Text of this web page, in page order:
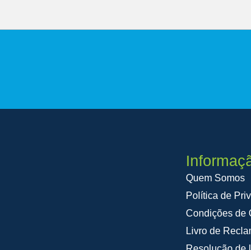
Quem Somos
Política de
Condições de
Livro de